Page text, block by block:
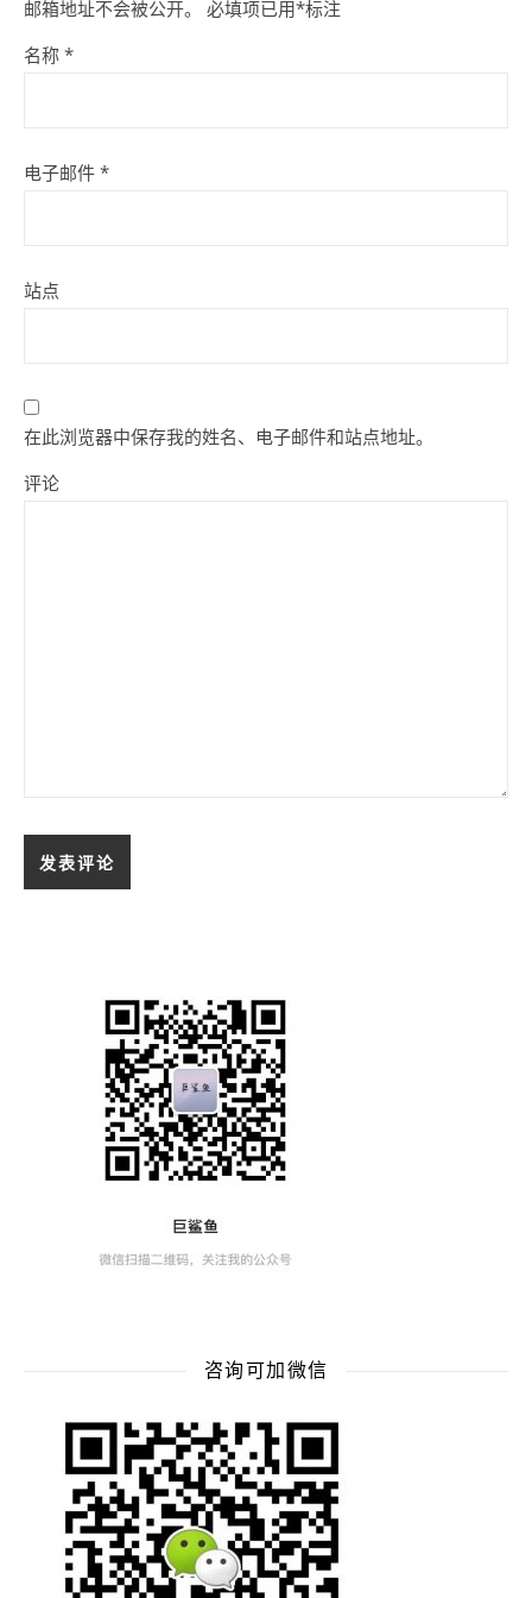
邮箱地址不会被公开。 必填项已用*标注
名称 *
电子邮件 *
站点
在此浏览器中保存我的姓名、电子邮件和站点地址。
评论
咨询可加微信